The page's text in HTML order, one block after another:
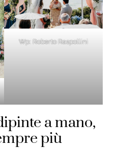
Wp: Roberto Raspollini
a mano,
più